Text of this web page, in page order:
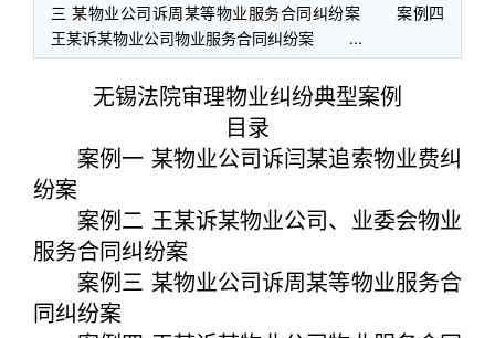
三 某物业公司诉周某等物业服务合同纠纷案 案例四
王某诉某物业公司物业服务合同纠纷案 ...
无锡法院审理物业纠纷典型案例
目录
案例一 某物业公司诉闫某追索物业费纠
纷案
案例二 王某诉某物业公司、业委会物业
服务合同纠纷案
案例三 某物业公司诉周某等物业服务合
同纠纷案